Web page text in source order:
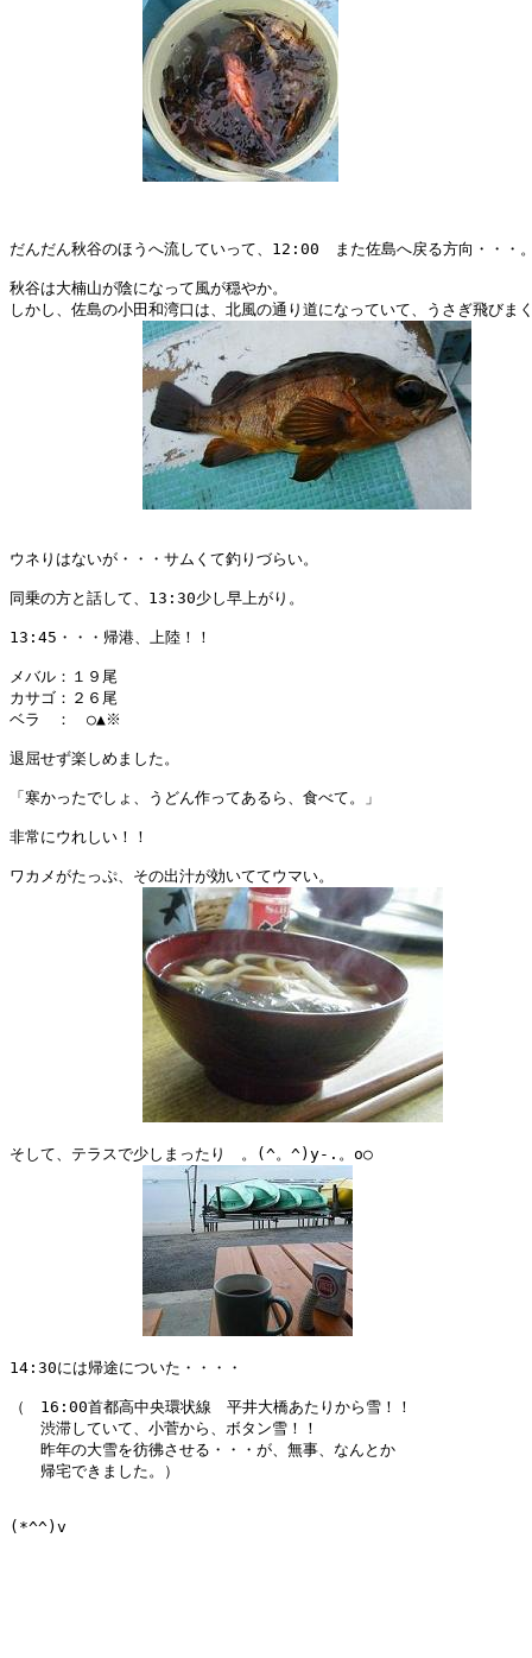
だんだん秋谷のほうへ流していって、12:00　また佐島へ戻る方向・・・
秋谷は大楠山が陰になって風が穏やか。
しかし、佐島の小田和湾口は、北風の通り道になっていて、うさぎ飛びま
ウネりはないが・・・サムくて釣りづらい。
同乗の方と話して、13:30少し早上がり。
13:45・・・帰港、上陸！！
メバル：１９尾
カサゴ：２６尾
ベラ　：　○▲※
退屈せず楽しめました。
「寒かったでしょ、うどん作ってあるら、食べて。」
非常にウれしい！！
ワカメがたっぷ、その出汁が効いててウマい。
そして、テラスで少しまったり　。(^。^)y-.。o○
14:30には帰途についた・・・・
（　16:00首都高中央環状線　平井大橋あたりから雪！！
渋滞していて、小菅から、ボタン雪！！
昨年の大雪を彷彿させる・・・が、無事、なんとか
帰宅できました。）
(*^^)v